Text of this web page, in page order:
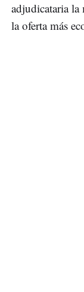
adjudicataria la
la oferta más